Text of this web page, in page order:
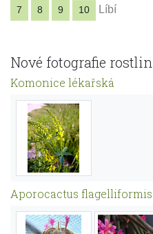
7
8 9 10 Líbí
Nové fotografie rostlin
Komonice lékařská
Aporocactus flagelliformis